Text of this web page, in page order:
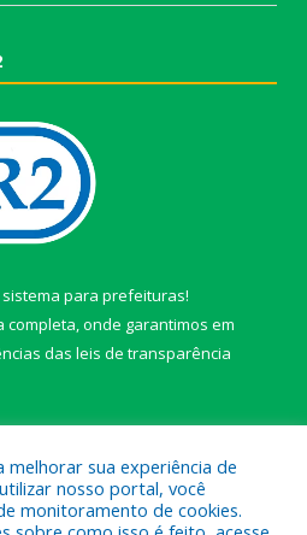
sistema para prefeituras!
completa, onde garantimos em
das leis de transparência
melhorar sua experiência de
nosso portal, você
monitoramento de cookies.